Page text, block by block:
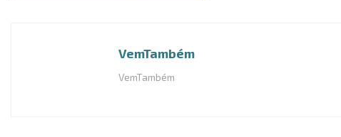
VemTambém
VemTambém